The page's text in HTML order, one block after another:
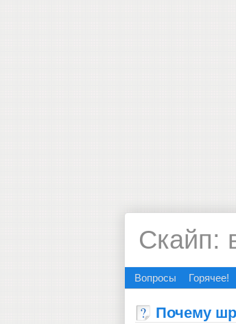
Скайп:
Вопросы Горячее!
Почему